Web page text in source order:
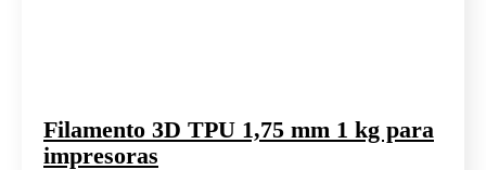
Filamento 3D TPU 1,75 mm 1 kg para
impresoras